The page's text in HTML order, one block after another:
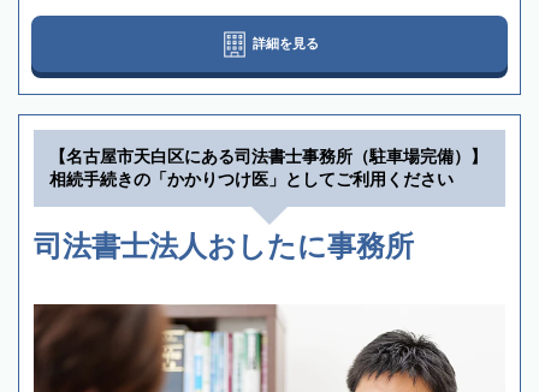
詳細を見る
【名古屋市天白区にある司法書士事務所（駐車場完備）】
相続手続きの「かかりつけ医」としてご利用ください
司法書士法人おしたに事務所